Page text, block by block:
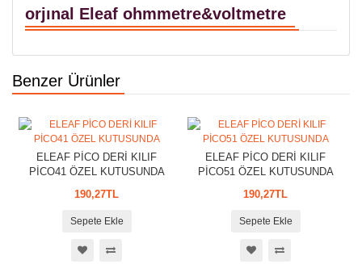
orjınal Eleaf ohmmetre&voltmetre
Benzer Ürünler
ELEAF PİCO DERİ KILIF
PİCO41 ÖZEL KUTUSUNDA
190,27TL
Sepete Ekle
ELEAF PİCO DERİ KILIF
PİCO51 ÖZEL KUTUSUNDA
190,27TL
Sepete Ekle